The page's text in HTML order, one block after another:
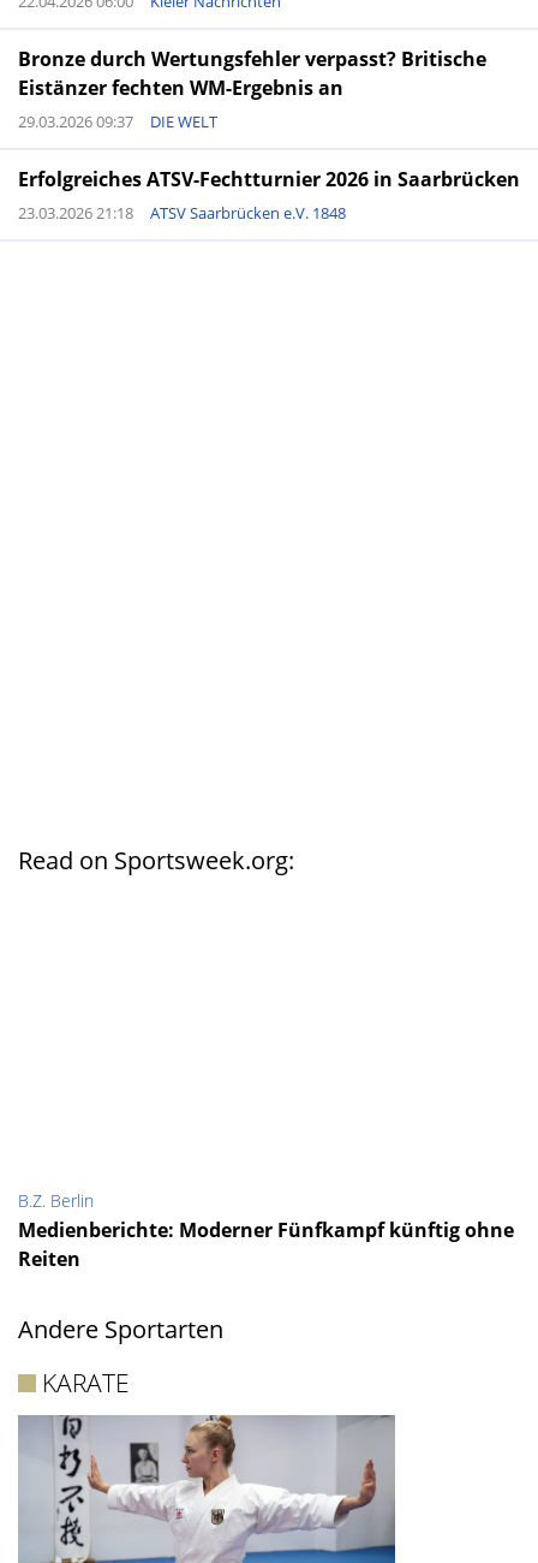
Bronze durch Wertungsfehler verpasst? Britische
Eistänzer fechten WM-Ergebnis an
29.03.2026 09:37 DIE WELT
Erfolgreiches ATSV-Fechtturnier 2026 in Saarbrücken
23.03.2026 21:18 ATSV Saarbrücken e.V. 1848
Read on Sportsweek.org:
B.Z. Berlin
Medienberichte: Moderner Fünfkampf künftig ohne
Reiten
Andere Sportarten
KARATE